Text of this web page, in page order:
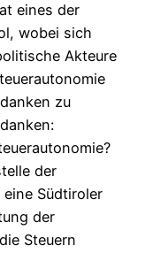
eines der
wobei sich
Akteure
zu
der
Südtiroler
der
Steuern